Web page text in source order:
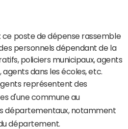
: ce poste de dépense rassemble
personnels dépendant de la
policiers municipaux, agents
dans les écoles, etc.
représentent des
d'une commune au
départementaux, notamment
département.